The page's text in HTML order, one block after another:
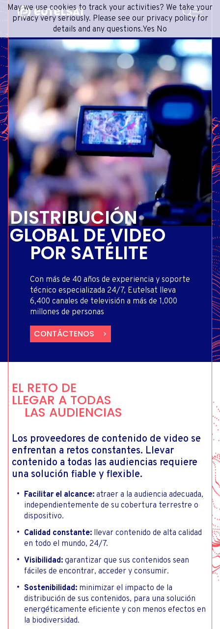
Content
Menu
Footer
SERVICIOS SATELITALES
RED DE SATÉLITES
GRUPO
INVERSORES
CONTACTO
EXTRANET
ADVANCE PORTAL
ONEWEB LEO PARTNER PORTAL
FRENCH
ENGLISH
PORTUGUESE
SPANISH
BUSCAR
DISTRIBUCIÓN
GLOBAL DE VIDEO
POR SATÉLITE
Con más de 40 años de experiencia y soporte
técnico especializada 24/7, Eutelsat lleva
6,400 canales de televisión a más de 1,000
millones de personas
CONTÁCTENOS
EL RETO DE
LLEGAR A TODAS
LAS AUDIENCIAS
Los proveedores de contenido de video se
enfrentan a retos constantes. Llevar
contenido a todas las audiencias requiere
una solución fiable y flexible.
Facilitar el alcance: atraer a la audiencia adecuada,
independientemente de su cobertura terrestre o
dispositivo.
Calidad constante: llevar contenido de alta calidad
en todo el mundo, 24/7.
Visibilidad: garantizar que sus contenidos sean
fáciles de encontrar, acceder y consumir.
Sostenibilidad: minimizar el impacto de la
distribución de sus contenidos, para una solución
energéticamente eficiente y con menos efectos en
la biodiversidad.
May we use cookies to track your activities? We take your
privacy very seriously. Please see our privacy policy for
details and any questions.Yes No